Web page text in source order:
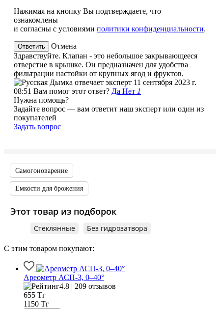
Нажимая на кнопку Вы подтверждаете, что
ознакомлены
и согласны с условиями политики конфиденциальности.
Отмена
Здравствуйте. Клапан - это небольшое закрывающееся
отверстие в крышке. Он предназначен для удобства
фильтрации настойки от крупных ягод и фруктов.
эксперт 11 сентября 2023 г.
08:51 Вам помог этот ответ? Да Нет 1
Нужна помощь?
Задайте вопрос — вам ответит наш эксперт или один из
покупателей
Задать вопрос
Самогоноварение
Емкости для брожения
Этот товар из подборок
Стеклянные Без гидрозатвора
С этим товаром покупают:
Ареометр АСП-3, 0–40°
4.8 | 209 отзывов
655 Тг
1150 Тг